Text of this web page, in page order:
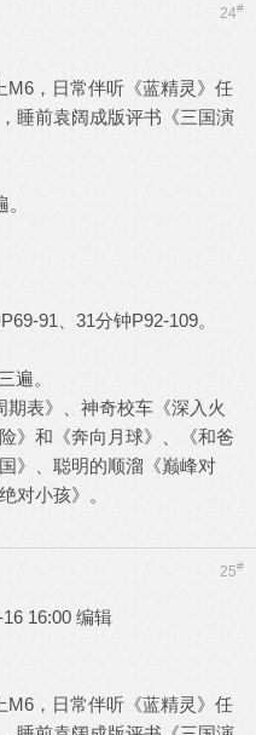
24#
M6，日常伴听《蓝精灵》任
睡前袁阔成版评书《三国演
91、31分钟P92-109。
遍。
表》、神奇校车《深入火
》和《奔向月球》、《和爸
》、聪明的顺溜《巅峰对
对小孩》。
25#
16:00 编辑
M6，日常伴听《蓝精灵》任